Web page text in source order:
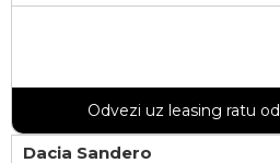
Odvezi uz leasing ratu od
Dacia Sandero